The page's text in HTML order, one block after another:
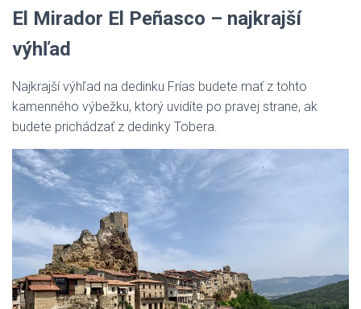
El Mirador El Peñasco – najkrajší
výhľad
Najkrajší výhľad na dedinku Frías budete mať z tohto
kamenného výbežku, ktorý uvidíte po pravej strane, ak
budete prichádzať z dedinky Tobera.